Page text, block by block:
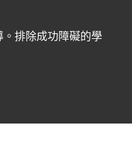
排除成功障礙的學